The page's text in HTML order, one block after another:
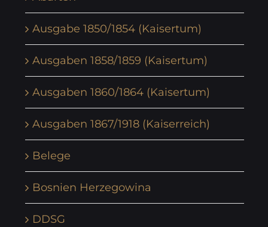
Ausgabe 1850/1854 (Kaisertum)
Ausgaben 1858/1859 (Kaisertum)
Ausgaben 1860/1864 (Kaisertum)
Ausgaben 1867/1918 (Kaiserreich)
Belege
Bosnien Herzegowina
DDSG